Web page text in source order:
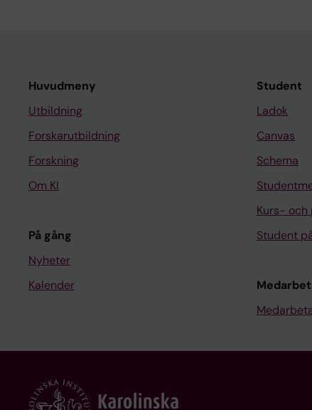
Huvudmeny
Utbildning
Forskarutbildning
Forskning
Om KI
På gång
Nyheter
Kalender
Student
Ladok
Canvas
Schema
Kurs- och
Student